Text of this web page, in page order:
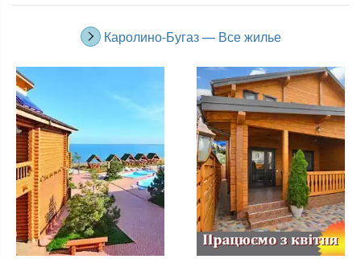
Каролино-Бугаз — Все жилье